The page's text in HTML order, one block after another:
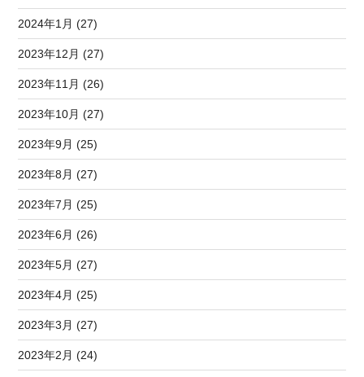
2024年1月 (27)
2023年12月 (27)
2023年11月 (26)
2023年10月 (27)
2023年9月 (25)
2023年8月 (27)
2023年7月 (25)
2023年6月 (26)
2023年5月 (27)
2023年4月 (25)
2023年3月 (27)
2023年2月 (24)